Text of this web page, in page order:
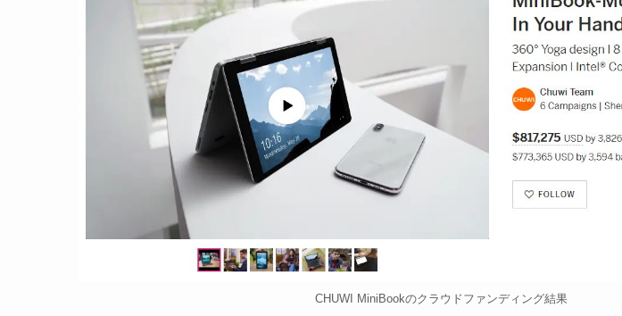
CHUWI MiniBookのクラウドファンディング結果